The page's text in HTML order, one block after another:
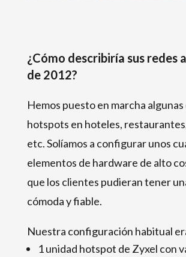
¿Cómo describiría sus redes
de 2012?
Hemos puesto en marcha
hotspots en hoteles,
etc. Solíamos a configurar unos
elementos de hardware de alto
que los clientes pudieran tener
cómoda y fiable.
Nuestra configuración habitual
1 unidad hotspot de Zyxel con